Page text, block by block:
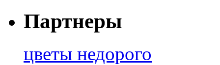
Партнеры
цветы недорого